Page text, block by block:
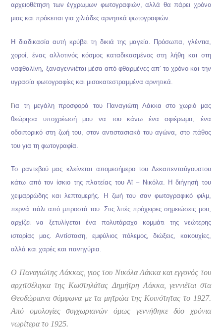
αρχειοθέτηση των έγχρωμων φωτογραφιών, αλλά θα πάρει χρόνο
μιας και πρόκειται για χιλιάδες αρνητικά φωτογραφιών.
Η διαδικασία αυτή κρύβει τη δικιά της μαγεία. Πρόσωπα, γλέντια,
χοροί, ένας αλλοτινός κόσμος καταδικασμένος στη λήθη και στη
ναφθαλίνη, ξαναγεννιέται μέσα από φθαρμένες απ’ το χρόνο και την
υγρασία φωτογραφίες και μισοκατεστραμμένα αρνητικά.
Για τη μεγάλη προσφορά του Παναγιώτη Λάκκα στο χωριό μας
θεώρησα υποχρέωσή μου να του κάνω ένα αφιέρωμα, ένα
οδοιπορικό στη ζωή του, στον αντιστασιακό του αγώνα, στο πάθος
του για τη φωτογραφία.
Το ραντεβού μας κλείνεται απομεσήμερο του Δεκαπενταύγουστου
κάτω από τον ίσκιο της πλατείας του Αϊ – Νικόλα. Η διήγησή του
χειμαρρώδης και λεπτομερής. Η ζωή του σαν φωτογραφικό φιλμ,
περνά πάλι από μπροστά του. Στις λιτές πρόχειρες σημειώσεις μου,
αρχίζει να ξετυλίγεται ένα πολυτάραχο κομμάτι της νεώτερης
ιστορίας μας. Αντίσταση, εμφύλιος πόλεμος, διώξεις, κακουχίες,
αλλά και χαρές και πανηγύρια.
Ο Παναγιώτης Λάκκας, γιος του Νικόλα Λάκκα και εγγονός του
αρχιτσέλιγκα της Κωστηλάτας Δημήτρη Λάκκα, γεννιέται στα
Θεοδώριανα σύμφωνα με τα μητρώα της Κοινότητας το 1927.
Από ομολογίες συγχωριανών όμως γεννήθηκε δύο χρόνια
νωρίτερα το 1925.